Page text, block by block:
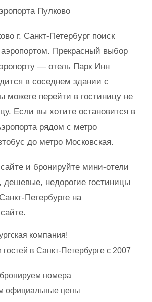
Пулково
г. Санкт-Петербург поиск
Прекрасный выбор
— отель Парк Инн
в соседнем здании с
можете перейти в гостиницу не
Если вы хотите остановится в
рядом с метро
до метро Московская.
и бронируйте мини-отели
дешевые, недорогие гостиницы
Петербурге на
компания!
в Санкт-Петербурге с 2007
номера
официальные цены